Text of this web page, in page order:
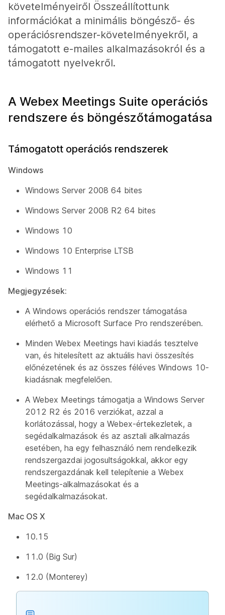
követelményeiről Összeállítottunk
információkat a minimális böngésző- és
operációsrendszer-követelményekről, a
támogatott e-mailes alkalmazásokról és a
támogatott nyelvekről.
A Webex Meetings Suite operációs
rendszere és böngészőtámogatása
Támogatott operációs rendszerek
Windows
Windows Server 2008 64 bites
Windows Server 2008 R2 64 bites
Windows 10
Windows 10 Enterprise LTSB
Windows 11
Megjegyzések:
A Windows operációs rendszer támogatása
elérhető a Microsoft Surface Pro rendszerében.
Minden Webex Meetings havi kiadás tesztelve
van, és hitelesített az aktuális havi összesítés
előnézetének és az összes féléves Windows 10-
kiadásnak megfelelően.
A Webex Meetings támogatja a Windows Server
2012 R2 és 2016 verziókat, azzal a
korlátozással, hogy a Webex-értekezletek, a
segédalkalmazások és az asztali alkalmazás
esetében, ha egy felhasználó nem rendelkezik
rendszergazdai jogosultságokkal, akkor egy
rendszergazdának kell telepítenie a Webex
Meetings-alkalmazásokat és a
segédalkalmazásokat.
Mac OS X
10.15
11.0 (Big Sur)
12.0 (Monterey)